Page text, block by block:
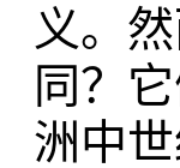
义。
同？
洲中